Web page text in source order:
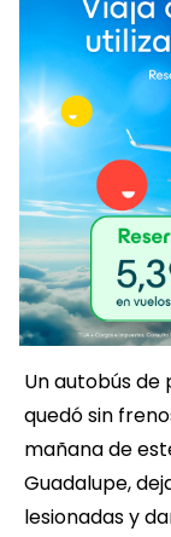
Un autobús
quedó sin
mañana de
Guadalupe,
lesionadas y